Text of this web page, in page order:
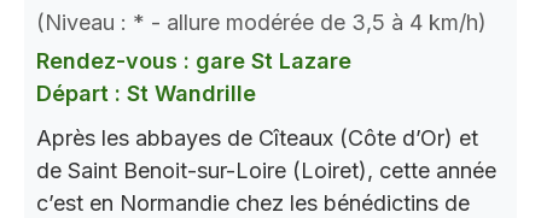
(Niveau : * - allure modérée de 3,5 à 4 km/h)
Rendez-vous : gare St Lazare
Départ : St Wandrille
Après les abbayes de Cîteaux (Côte d’Or) et
de Saint Benoit-sur-Loire (Loiret), cette année
c’est en Normandie chez les bénédictins de